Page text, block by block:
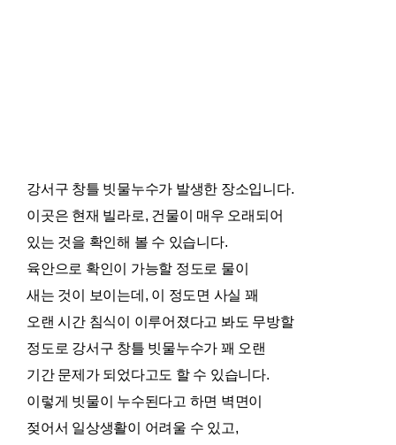
강서구 창틀 빗물누수가 발생한 장소입니다.
이곳은 현재 빌라로, 건물이 매우 오래되어
있는 것을 확인해 볼 수 있습니다.
육안으로 확인이 가능할 정도로 물이
새는 것이 보이는데, 이 정도면 사실 꽤
오랜 시간 침식이 이루어졌다고 봐도 무방할
정도로 강서구 창틀 빗물누수가 꽤 오랜
기간 문제가 되었다고도 할 수 있습니다.
이렇게 빗물이 누수된다고 하면 벽면이
젖어서 일상생활이 어려울 수 있고,